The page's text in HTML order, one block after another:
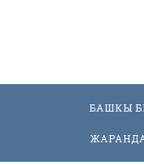
БАШКЫ